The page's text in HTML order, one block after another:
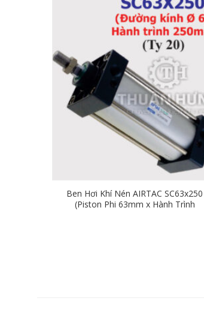
Ben Hơi Khí Nén AIRTAC SC63x250
(Piston Phi 63mm x Hành Trình